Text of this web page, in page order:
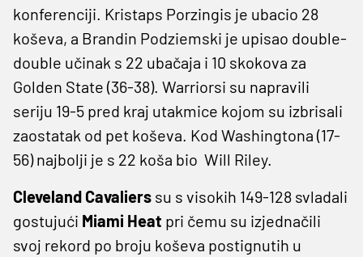
konferenciji. Kristaps Porzingis je ubacio 28
koševa, a Brandin Podziemski je upisao double-
double učinak s 22 ubačaja i 10 skokova za
Golden State (36-38). Warriorsi su napravili
seriju 19-5 pred kraj utakmice kojom su izbrisali
zaostatak od pet koševa. Kod Washingtona (17-
56) najbolji je s 22 koša bio Will Riley.
Cleveland Cavaliers su s visokih 149-128 svladali
gostujući Miami Heat pri čemu su izjednačili
svoj rekord po broju koševa postignutih u